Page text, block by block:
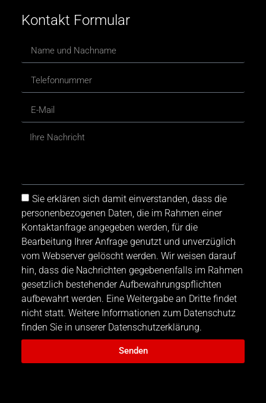
Kontakt Formular
Sie erklären sich damit einverstanden, dass die
personenbezogenen Daten, die im Rahmen einer
Kontaktanfrage angegeben werden, für die
Bearbeitung Ihrer Anfrage genutzt und unverzüglich
vom Webserver gelöscht werden. Wir weisen darauf
hin, dass die Nachrichten gegebenenfalls im Rahmen
gesetzlich bestehender Aufbewahrungspflichten
aufbewahrt werden. Eine Weitergabe an Dritte findet
nicht statt. Weitere Informationen zum Datenschutz
finden Sie in unserer Datenschutzerklärung.
Senden